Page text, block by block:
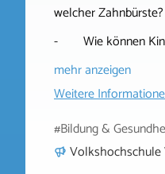
welcher Zahnbürste?
- Wie können
mehr anzeigen
Weitere
#Bildung &
Volkshochschule